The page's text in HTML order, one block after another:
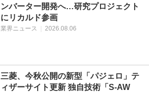
ンバーター開発へ…研究プロジェクト
にリカルド参画
業界ニュース 2026.08.06
三菱、今秋公開の新型「パジェロ」テ
ィザーサイト更新 独自技術「S-AW